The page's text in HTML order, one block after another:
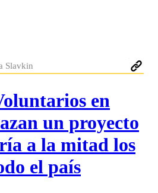
Slavkin
en
un proyecto
a la mitad los
el país